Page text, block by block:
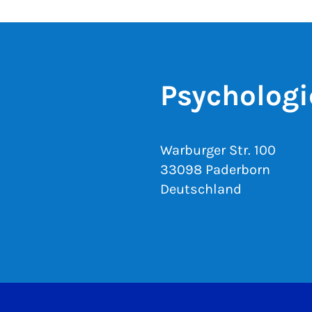
Warburger Str. 100
33098 Paderborn
Deutschland